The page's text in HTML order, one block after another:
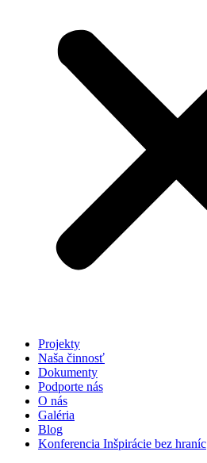
Projekty
Naša činnosť
Dokumenty
Podporte nás
O nás
Galéria
Blog
Konferencia Inšpirácie bez hraníc